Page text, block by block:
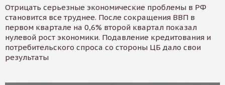
Отрицать серьезные экономические проблемы в РФ
становится все труднее. После сокращения ВВП в
первом квартале на 0,6% второй квартал показал
нулевой рост экономики. Подавление кредитования и
потребительского спроса со стороны ЦБ дало свои
результаты